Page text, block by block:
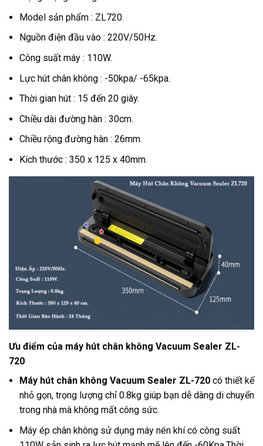
Model sản phẩm : ZL720.
Nguồn điện đầu vào : 220V/50Hz.
Công suất máy : 110W.
Lực hút chân không : -50kpa/ -65kpa.
Thời gian hút : 15 đến 20 giây.
Chiều dài đường hàn : 30cm.
Chiều rộng đường hàn : 26mm.
Kích thước : 350 x 125 x 40mm.
Ưu điểm của máy hút chân không Vacuum Sealer ZL-
720
Máy hút chân không Vacuum Sealer ZL-720 có thiết kế
nhỏ gọn, trọng lượng chỉ 0.8kg giúp bạn dễ dàng di chuyển
trong nhà mà không mất công sức.
Máy ép chân không sử dụng máy nén khí có công suất